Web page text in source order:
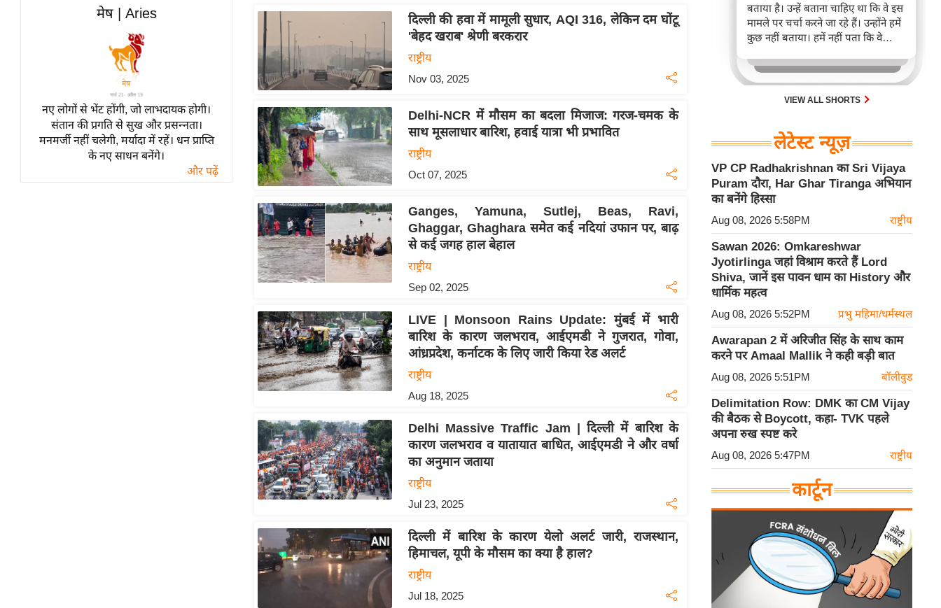
फिल्म समीक्षा
लाइफस्टाइल
टेक्नॉलॉजी
ब्यूटी/फैशन
घरेलू नुस्खे
पर्यटन स्थल
फिटनेस मंत्रा
मेष | Aries
नए लोगों से भेंट होंगी, जो लाभदायक होगी।
संतान की प्रगति से सुख और प्रसन्नता।
मनमर्जी नहीं चलेगी, मर्यादा में रहें। धन प्राप्ति
के नए साधन बनेंगे।
और पढ़ें
दिल्ली की हवा में मामूली सुधार, AQI 316, लेकिन दम घोंटू
'बेहद खराब' श्रेणी बरकरार
राष्ट्रीय
Nov 03, 2025
Delhi-NCR में मौसम का बदला मिजाज: गरज-चमक के
साथ मूसलाधार बारिश, हवाई यात्रा भी प्रभावित
राष्ट्रीय
Oct 07, 2025
Ganges, Yamuna, Sutlej, Beas, Ravi,
Ghaggar, Ghaghara समेत कई नदियां उफान पर, बाढ़
से कई जगह हाल बेहाल
राष्ट्रीय
Sep 02, 2025
LIVE | Monsoon Rains Update: मुंबई में भारी
बारिश के कारण जलभराव, आईएमडी ने गुजरात, गोवा,
आंध्रप्रदेश, कर्नाटक के लिए जारी किया रेड अलर्ट
राष्ट्रीय
Aug 18, 2025
Delhi Massive Traffic Jam | दिल्ली में बारिश के
कारण जलभराव व यातायात बाधित, आईएमडी ने और वर्षा
का अनुमान जताया
राष्ट्रीय
Jul 23, 2025
दिल्ली में बारिश के कारण येलो अलर्ट जारी, राजस्थान,
हिमाचल, यूपी के मौसम का क्या है हाल?
राष्ट्रीय
Jul 18, 2025
बताया है। उन्हें बताना चाहिए था कि वे इस
मामले पर चर्चा करने जा रहे हैं। उन्होंने हमें
कुछ नहीं बताया। हमें नहीं पता कि वे
जाने बिना हम बैठक में कैसे शामिल हो
सकते हैं?
VIEW ALL SHORTS
लेटेस्ट न्यूज़
VP CP Radhakrishnan का Sri Vijaya
Puram दौरा, Har Ghar Tiranga अभियान
का बनेंगे हिस्सा
Aug 08, 2026 5:58PM राष्ट्रीय
Sawan 2026: Omkareshwar
Jyotirlinga जहां विश्राम करते हैं Lord
Shiva, जानें इस पावन धाम का History और
धार्मिक महत्व
Aug 08, 2026 5:52PM प्रभु महिमा/धर्मस्थल
Awarapan 2 में अरिजीत सिंह के साथ काम
करने पर Amaal Mallik ने कही बड़ी बात
Aug 08, 2026 5:51PM बॉलीवुड
Delimitation Row: DMK का CM Vijay
की बैठक से Boycott, कहा- TVK पहले
अपना रुख स्पष्ट करे
Aug 08, 2026 5:47PM राष्ट्रीय
कार्टून